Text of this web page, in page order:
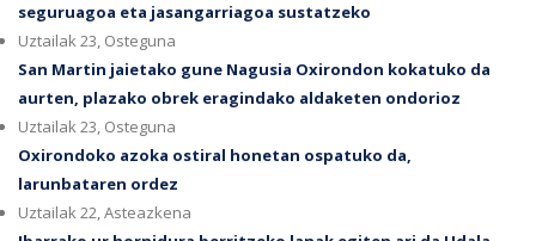
seguruagoa eta jasangarriagoa sustatzeko
Uztailak 23, Osteguna
San Martin jaietako gune Nagusia Oxirondon kokatuko da
aurten, plazako obrek eragindako aldaketen ondorioz
Uztailak 23, Osteguna
Oxirondoko azoka ostiral honetan ospatuko da,
larunbataren ordez
Uztailak 22, Asteazkena